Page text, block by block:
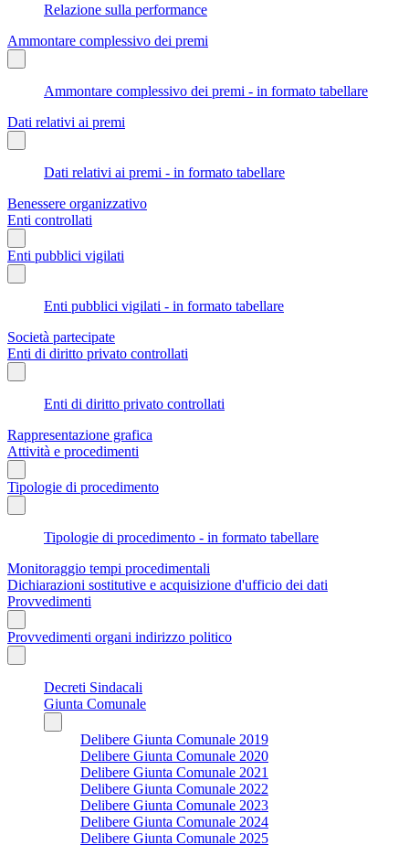
Relazione sulla performance
Ammontare complessivo dei premi
Ammontare complessivo dei premi - in formato tabellare
Dati relativi ai premi
Dati relativi ai premi - in formato tabellare
Benessere organizzativo
Enti controllati
Enti pubblici vigilati
Enti pubblici vigilati - in formato tabellare
Società partecipate
Enti di diritto privato controllati
Enti di diritto privato controllati
Rappresentazione grafica
Attività e procedimenti
Tipologie di procedimento
Tipologie di procedimento - in formato tabellare
Monitoraggio tempi procedimentali
Dichiarazioni sostitutive e acquisizione d'ufficio dei dati
Provvedimenti
Provvedimenti organi indirizzo politico
Decreti Sindacali
Giunta Comunale
Delibere Giunta Comunale 2019
Delibere Giunta Comunale 2020
Delibere Giunta Comunale 2021
Delibere Giunta Comunale 2022
Delibere Giunta Comunale 2023
Delibere Giunta Comunale 2024
Delibere Giunta Comunale 2025